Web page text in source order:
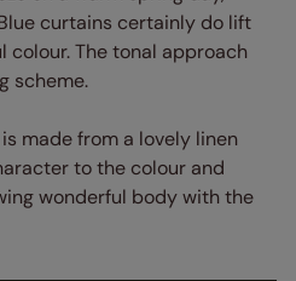
curtains certainly do lift
colour. The tonal approach
scheme.
made from a lovely linen
to the colour and
wonderful body with the